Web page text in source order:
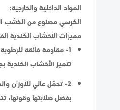
المواد الداخلية والخارجية:
الكرسي مصنوع من الخشب
مميزات الأخشاب الكندية
1- مقاومة فائقة للرطوبة والتعفن والحشرات
تتميز الأخشاب الكندية
2- تحمّل عالي للأوزان والمتانة
بفضل صلابتها وقوتها،